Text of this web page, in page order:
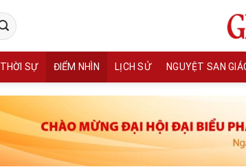
THỜI SỰ ĐIỂM NHÌN LỊCH SỬ NGUYỆT SAN